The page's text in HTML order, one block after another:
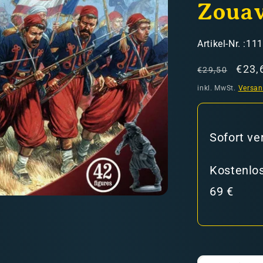
SKU:
Artikel-Nr.
Normaler
Preis
€29,50
inkl. MwSt.
Sofort
69 €
den Versandkosten